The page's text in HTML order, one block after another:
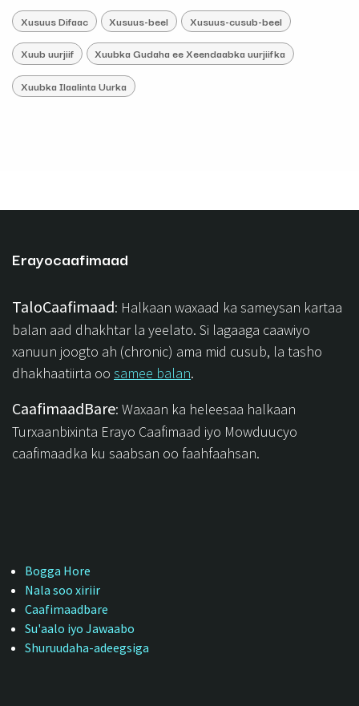
Xusuus Difaac Xusuus-beel Xusuus-cusub-beel
Xuub uurjiif Xuubka Gudaha ee Xeendaabka uurjiifka
Xuubka Ilaalinta Uurka
Erayocaafimaad
TaloCaafimaad: Halkaan waxaad ka sameysan kartaa
balan aad dhakhtar la yeelato. Si lagaaga caawiyo
xanuun joogto ah (chronic) ama mid cusub, la tasho
dhakhaatiirta oo samee balan.
CaafimaadBare: Waxaan ka heleesaa halkaan
Turxaanbixinta Erayo Caafimaad iyo Mowduucyo
caafimaadka ku saabsan oo faahfaahsan.
Bogga Hore
Nala soo xiriir
Caafimaadbare
Su'aalo iyo Jawaabo
Shuruudaha-adeegsiga